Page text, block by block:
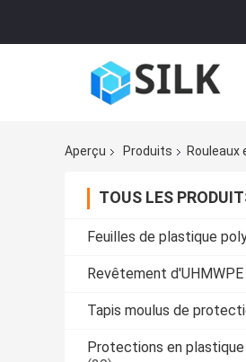
Aperçu Produits Rouleaux
TOUS LES
Feuilles de plastique
Revêtement d'UHMWPE
Tapis moulus de
Protections en